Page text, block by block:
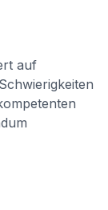
auf